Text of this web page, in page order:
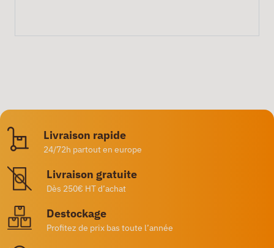
Livraison rapide
24/72h partout en europe
Livraison gratuite
Dès 250€ HT d’achat
Destockage
Profitez de prix bas toute l’année